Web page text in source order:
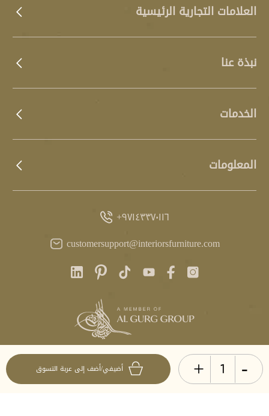
-
+ أضيفي/أضف إلى عربة التسوق
العلامات التجارية الرئيسية
نبذة عنا
الخدمات
المعلومات
٩٧١٤٣٣٧٠١١٦+
customersupport@interiorsfurniture.com
آخر تحديث
٠٢:٠٠ GST، ٨ أغسطس ٢٠٢٦